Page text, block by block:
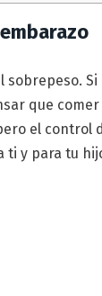
sobrepeso.
que
el control
ti y para tu